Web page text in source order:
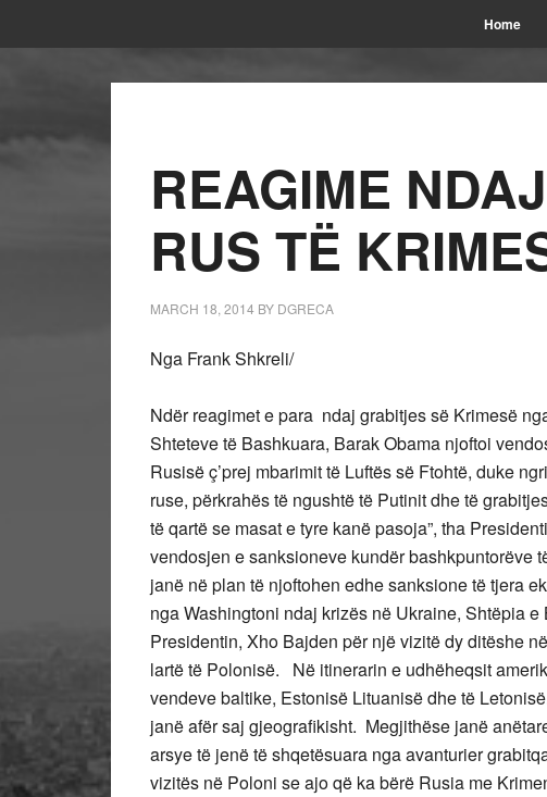
Home
REAGIME
RUS TË
MARCH 18, 2014 BY DGRECA
Nga Frank Shkreli/
Ndër reagimet e para ndaj grabitjes së Krimesë
Shteteve të Bashkuara, Barak Obama njoftoi
Rusisë ç’prej mbarimit të Luftës së Ftohtë, duke
ruse, përkrahës të ngushtë të Putinit dhe të
të qartë se masat e tyre kanë pasoja”, tha
vendosjen e sanksioneve kundër
janë në plan të njoftohen edhe sanksione të tjera
nga Washingtoni ndaj krizës në Ukraine, Shtëpia
Presidentin, Xho Bajden për një vizitë dy ditëshe
lartë të Polonisë. Në itinerarin e udhëheqsit
vendeve baltike, Estonisë Lituanisë dhe të
janë afër saj gjeografikisht. Megjithëse janë
arsye të jenë të shqetësuara nga avanturier
vizitës në Poloni se ajo që ka bërë Rusia me